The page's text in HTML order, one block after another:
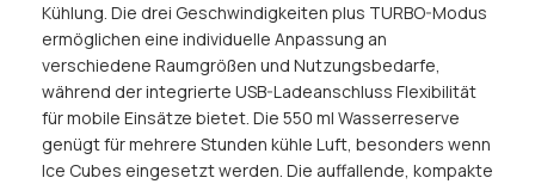
Kühlung. Die drei Geschwindigkeiten plus TURBO-Modus
ermöglichen eine individuelle Anpassung an
verschiedene Raumgrößen und Nutzungsbedarfe,
während der integrierte USB-Ladeanschluss Flexibilität
für mobile Einsätze bietet. Die 550 ml Wasserreserve
genügt für mehrere Stunden kühle Luft, besonders wenn
Ice Cubes eingesetzt werden. Die auffallende, kompakte